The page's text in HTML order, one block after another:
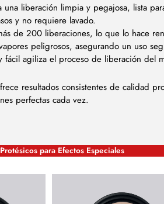
una liberación limpia y pegajosa, lista
y no requiere lavado.
de 200 liberaciones, lo que lo hace
peligrosos, asegurando un uso
fácil agiliza el proceso de liberación del
resultados consistentes de calidad
perfectas cada vez.
para Efectos Especiales